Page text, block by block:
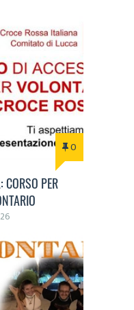
0
CORSO PER